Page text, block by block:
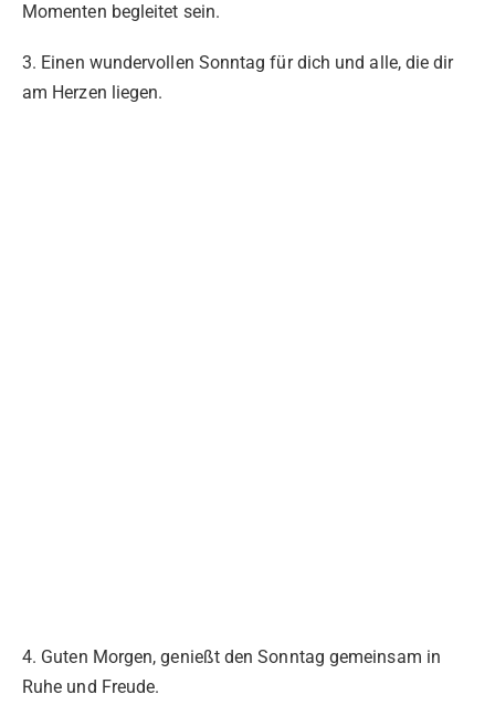
Momenten begleitet sein.
3. Einen wundervollen Sonntag für dich und alle, die dir
am Herzen liegen.
4. Guten Morgen, genießt den Sonntag gemeinsam in
Ruhe und Freude.